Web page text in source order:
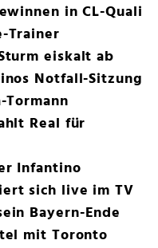
in CL-Quali
Trainer
eiskalt ab
Notfall-Sitzung
Real für
Infantino
sich live im TV
Bayern-Ende
mit Toronto